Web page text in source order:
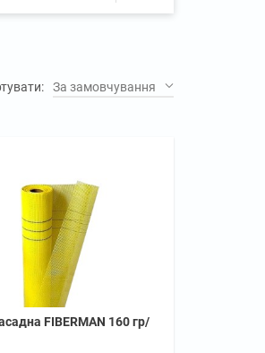
За замовчуванням
FIBERMAN 160 гр/